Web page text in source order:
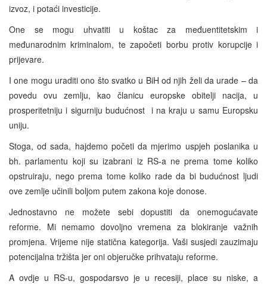
izvoz, i potaći investicije.
One se mogu uhvatiti u koštac za međuentitetskim i
međunarodnim kriminalom, te započeti borbu protiv korupcije i
prijevare.
I one mogu uraditi ono što svatko u BiH od njih želi da urade – da
povedu ovu zemlju, kao članicu europske obitelji nacija, u
prosperitetniju i sigurniju budućnost i na kraju u samu Europsku
uniju.
Stoga, od sada, hajdemo početi da mjerimo uspjeh poslanika u
bh. parlamentu koji su izabrani iz RS-a ne prema tome koliko
opstruiraju, nego prema tome koliko rade da bi budućnost ljudi
ove zemlje učinili boljom putem zakona koje donose.
Jednostavno ne možete sebi dopustiti da onemogućavate
reforme. Mi nemamo dovoljno vremena za blokiranje važnih
promjena. Vrijeme nije statična kategorija. Vaši susjedi zauzimaju
potencijalna tržišta jer oni objeručke prihvataju reforme.
A ovdje u RS-u, gospodarsvo je u recesiji, place su niske, a